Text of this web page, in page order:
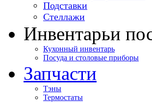
Подставки
Стеллажи
Инвентарьи
Кухонный инвентарь
Посуда и столовые приборы
Запчасти
Тэны
Термостаты